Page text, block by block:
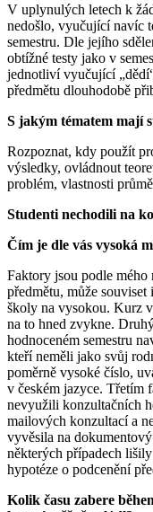
V uplynulých letech k
nedošlo, vyučující navíc
semestru. Dle jejího
obtížné testy jako v
jednotliví vyučující
předmětu dlouhodobě
S jakým tématem mají
Rozpoznat, kdy použít
výsledky, ovládnout
problém, vlastnosti
Studenti nechodili na
Čím je dle vás vysoká
Faktory jsou podle
předmětu, může
školy na vysokou. Kurz
na to hned zvykne.
hodnoceném semestru
kteří neměli jako svůj
poměrně vysoké číslo,
v českém jazyce. Třetím
nevyužili konzultačních
mailových konzultací a
vyvěsila na
některých případech
hypotéze o podcenění
Kolik času zabere